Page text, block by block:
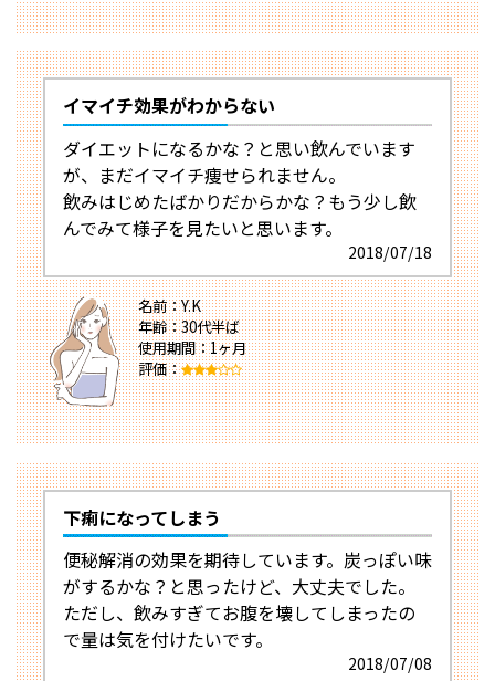
イマイチ効果がわからない
ダイエットになるかな？と思い飲んでいます
が、まだイマイチ痩せられません。
飲みはじめたばかりだからかな？もう少し飲
んでみて様子を見たいと思います。
2018/07/18
名前：Y.K
年齢：30代半ば
使用期間：1ヶ月
評価：
下痢になってしまう
便秘解消の効果を期待しています。炭っぽい味
がするかな？と思ったけど、大丈夫でした。
ただし、飲みすぎてお腹を壊してしまったの
で量は気を付けたいです。
2018/07/08